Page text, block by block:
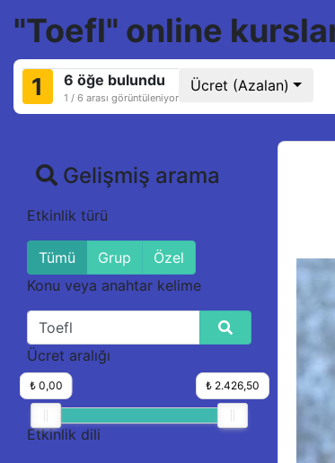
"Toefl" online
1 6 öğe bulundu
1 / 6 arası görüntüleniyor
Ücret (Azalan)
Gelişmiş arama
Etkinlik türü
Tümü Grup
Özel
Konu veya anahtar kelime
Ücret aralığı
₺ 0,00 ₺ 2.426,50
Etkinlik dili